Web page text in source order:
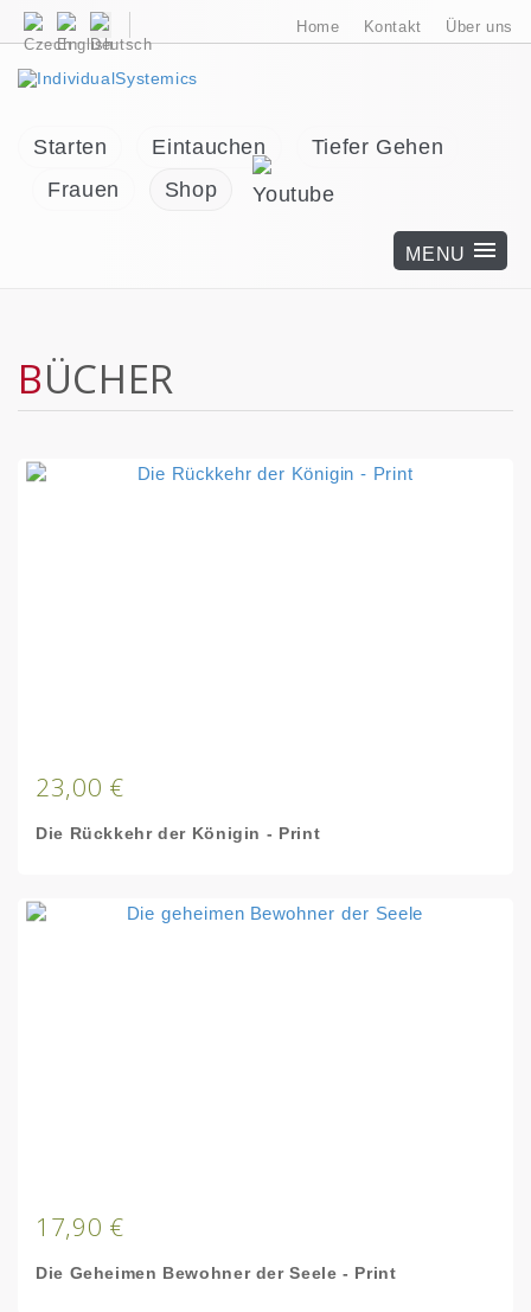
Home Kontakt Über uns
Starten Eintauchen
Tiefer Gehen
Frauen
Shop
BÜCHER
23,00 €
Die Rückkehr der Königin - Print
17,90 €
Die Geheimen Bewohner der Seele - Print